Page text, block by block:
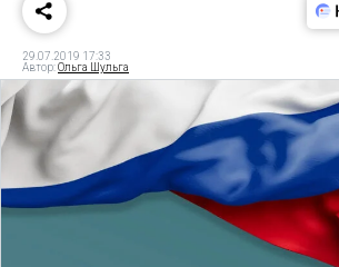
29.07.2019 17:33
Автор:Ольга Шульга